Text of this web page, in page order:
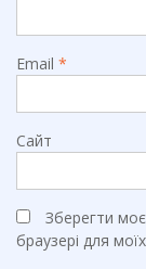
Email *
Сайт
Зберегти
браузері для